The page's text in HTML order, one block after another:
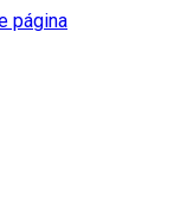
página